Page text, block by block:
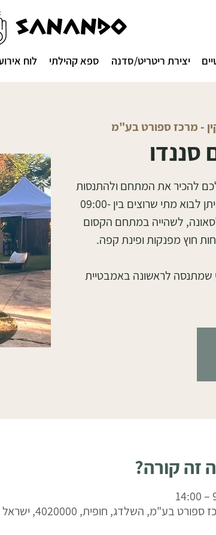
יצירת ריטריט/סדנה ספא קהילתי לוח
- מרכז ספורט בע"מ
להכיר את המתחם ולהתנסות
במתקנים המפנקים באופן חופשי. ניתן לבוא מתי שרוצים בין 09:00-
לסאונה, לשהייה במתחם הקסום
שמתנסה לראשונה באמבטיית
זה קורה?
בע"מ, השלדג, חופית, 4020000, ישראל